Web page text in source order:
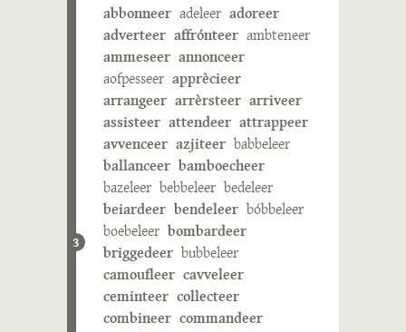
3
abbonneer adeleer adoreer
adverteer affrónteer ambteneer
ammeseer annonceer
aofpesseer apprècieer
arrangeer arrèrsteer arriveer
assisteer attendeer attrappeer
avvenceer azjiteer babbeleer
ballanceer bamboecheer
bazeleer bebbeleer bedeleer
beiardeer bendeleer bóbbeleer
boebeleer bombardeer
briggedeer bubbeleer
camoufleer cavveleer
ceminteer collecteer
combineer commandeer